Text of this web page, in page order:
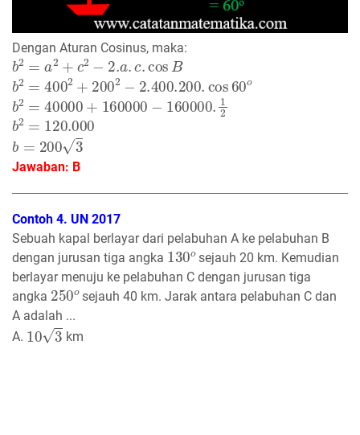
Dengan Aturan Cosinus, maka:
b2=a2+ c2−2. a.c.cos B
b2 4002 +2002−2.400.200. 60o
b2 40000+ 160000− 160000.12
b2
120.000
b
2003
Jawaban: B
Contoh 4. UN 2017
Sebuah kapal berlayar dari pelabuhan A ke pelabuhan B
dengan jurusan tiga angka
130o
sejauh 20 km. Kemudian
berlayar menuju ke pelabuhan C dengan jurusan tiga
angka
250o
sejauh 40 km. Jarak antara pelabuhan C dan
A adalah ...
A.
10 3
km